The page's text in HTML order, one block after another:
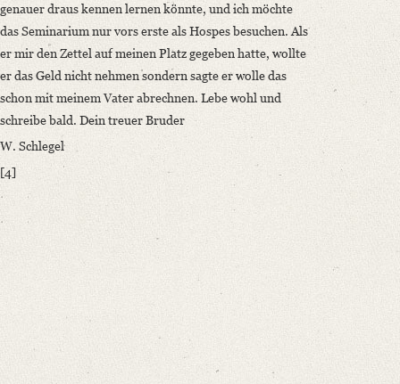
genauer draus kennen lernen könnte, und ich möchte
das Seminarium nur vors erste als Hospes besuchen. Als
er mir den Zettel auf meinen Platz gegeben hatte, wollte
er das Geld nicht nehmen sondern sagte er wolle das
schon mit meinem Vater abrechnen. Lebe wohl und
schreibe bald. Dein treuer Bruder
W. Schlegel
[4]